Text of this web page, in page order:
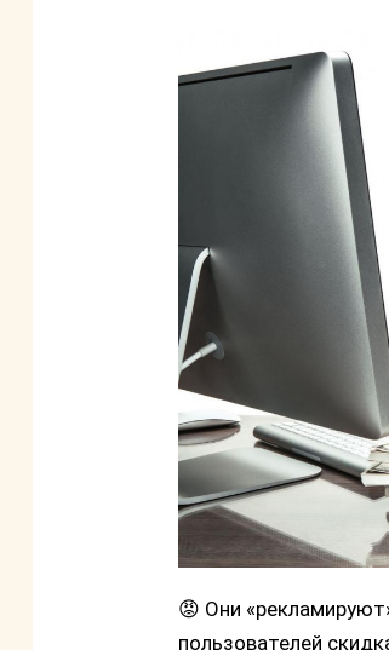
😡 Они
пользователей